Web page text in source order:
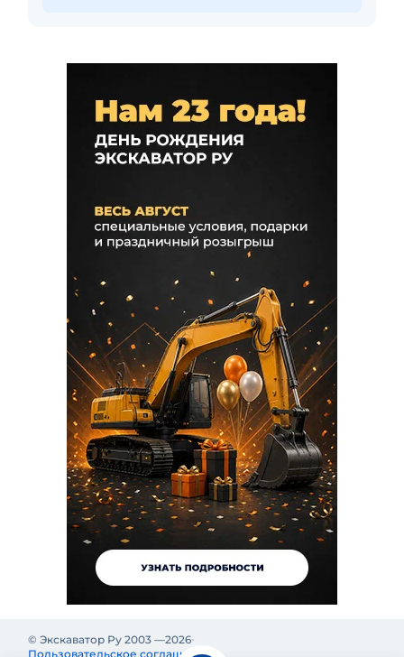
© Экскаватор Ру 2003 —2026
Пользовательское соглашение